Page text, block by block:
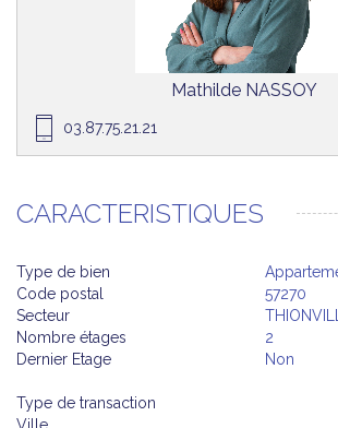
Mathilde NASSOY
03.87.75.21.21
CARACTERISTIQUES
Type de bien
Code postal
57270
Secteur
Nombre étages
2
Dernier Etage
Non
Type de transaction